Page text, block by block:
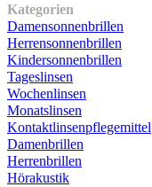
Kategorien
Damensonnenbrillen
Herrensonnenbrillen
Kindersonnenbrillen
Tageslinsen
Wochenlinsen
Monatslinsen
Kontaktlinsenpflegemittel
Damenbrillen
Herrenbrillen
Hörakustik